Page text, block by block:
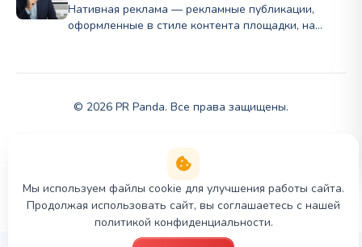
Нативная реклама — рекламные публикации,
оформленные в стиле контента площадки, на
© 2026 PR Panda. Все права защищены.
Мы используем файлы cookie для улучшения работы сайта.
Продолжая использовать сайт, вы соглашаетесь с нашей
политикой конфиденциальности.